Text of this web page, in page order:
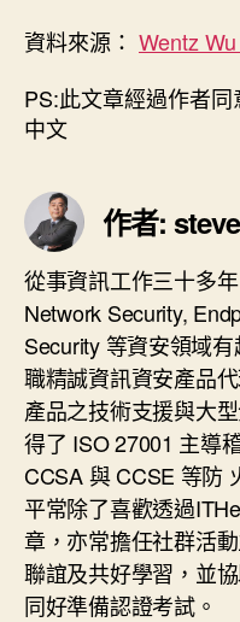
資料來源： Wentz
PS:此文章經過作者
中文
作者:
從事資訊工作三十多
Network Security,
Security 等資安領域
職精誠資訊資安產品
產品之技術支援與大
得了 ISO 27001 主導
CCSA 與 CCSE 等防
平常除了喜歡透過
章，亦常擔任社群活
聯誼及共好學習，並
同好準備認證考試。